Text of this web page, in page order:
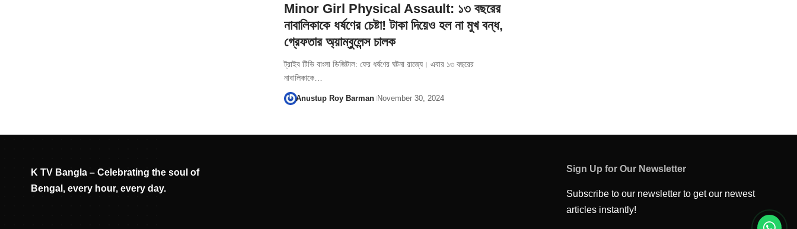
Minor Girl Physical Assault: ১৩ বছরের
নাবালিকাকে ধর্ষণের চেষ্টা! টাকা দিয়েও হল না মুখ বন্ধ,
গ্রেফতার অ্য়াম্বুলেন্স চালক
ট্রাইব টিভি বাংলা ডিজিটাল: ফের ধর্ষণের ঘটনা রাজ্যে। এবার ১৩ বছরের
নাবালিকাকে…
Anustup Roy Barman November 30, 2024
K TV Bangla – Celebrating the soul of
Bengal, every hour, every day.
Sign Up for Our Newsletter
Subscribe to our newsletter to get our newest
articles instantly!